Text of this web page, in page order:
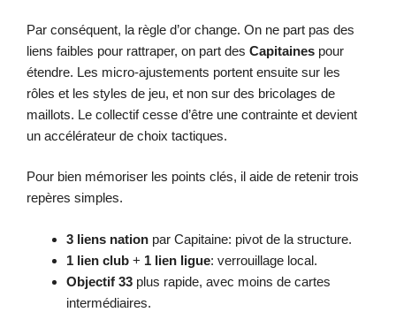
Par conséquent, la règle d’or change. On ne part pas des
liens faibles pour rattraper, on part des Capitaines pour
étendre. Les micro-ajustements portent ensuite sur les
rôles et les styles de jeu, et non sur des bricolages de
maillots. Le collectif cesse d’être une contrainte et devient
un accélérateur de choix tactiques.
Pour bien mémoriser les points clés, il aide de retenir trois
repères simples.
3 liens nation par Capitaine: pivot de la structure.
1 lien club + 1 lien ligue: verrouillage local.
Objectif 33 plus rapide, avec moins de cartes
intermédiaires.